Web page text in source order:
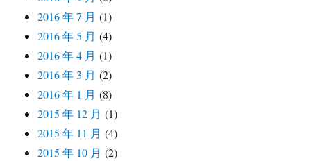
2016 年 7 月 (1)
2016 年 5 月 (4)
2016 年 4 月 (1)
2016 年 3 月 (2)
2016 年 1 月 (8)
2015 年 12 月 (1)
2015 年 11 月 (4)
2015 年 10 月 (2)